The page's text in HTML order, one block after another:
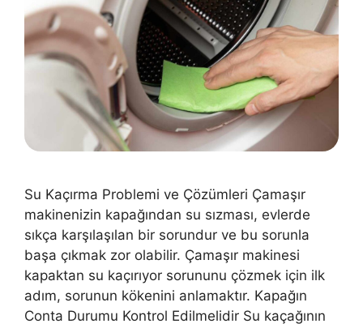
Su Kaçırma Problemi ve Çözümleri Çamaşır
makinenizin kapağından su sızması, evlerde
sıkça karşılaşılan bir sorundur ve bu sorunla
başa çıkmak zor olabilir. Çamaşır makinesi
kapaktan su kaçırıyor sorununu çözmek için ilk
adım, sorunun kökenini anlamaktır. Kapağın
Conta Durumu Kontrol Edilmelidir Su kaçağının